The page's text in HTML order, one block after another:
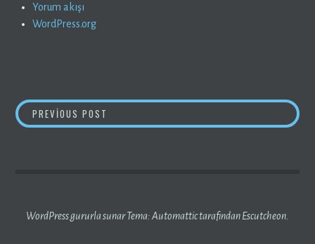
Yorum akışı
WordPress.org
YAZIPREVIOUS POST
WordPress gururla sunarTema:Automattictarafından Escutcheon.